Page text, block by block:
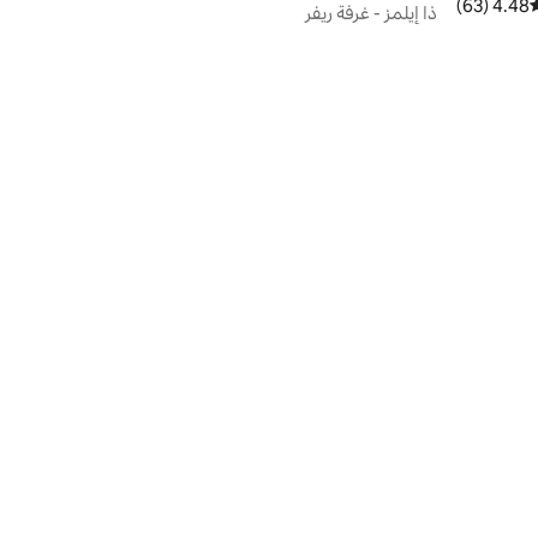
التقييم 4.48 من 5، 63 مراجعات
4.48 (63) ذا إيلمز - غرفة ريفر